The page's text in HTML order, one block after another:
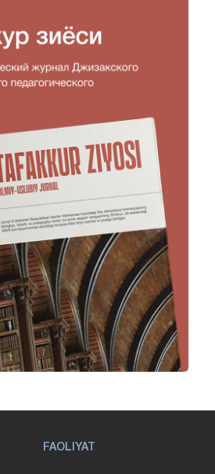
FAOLIYAT